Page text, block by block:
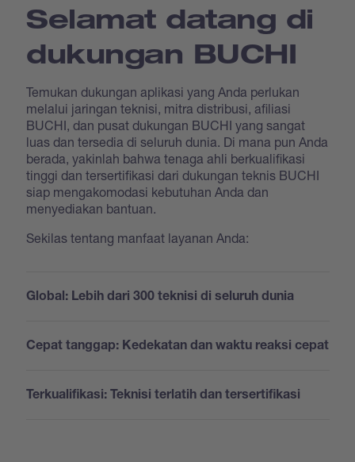
Selamat datang di
dukungan BUCHI
Temukan dukungan aplikasi yang Anda perlukan
melalui jaringan teknisi, mitra distribusi, afiliasi
BUCHI, dan pusat dukungan BUCHI yang sangat
luas dan tersedia di seluruh dunia. Di mana pun Anda
berada, yakinlah bahwa tenaga ahli berkualifikasi
tinggi dan tersertifikasi dari dukungan teknis BUCHI
siap mengakomodasi kebutuhan Anda dan
menyediakan bantuan.
Sekilas tentang manfaat layanan Anda:
Global: Lebih dari 300 teknisi di seluruh dunia
Cepat tanggap: Kedekatan dan waktu reaksi cepat
Terkualifikasi: Teknisi terlatih dan tersertifikasi